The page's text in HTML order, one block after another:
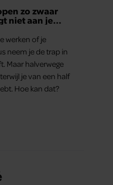
zo zwaar
niet aan je
werken of je
neem je de trap in
Maar halverwege
je van een half
Hoe kan dat?